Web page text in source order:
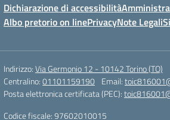
Dichiarazione di accessibilità
Albo pretorio on linePrivacyNote Legali
Indirizzo:Via Germonio 12 - 10142 Torino (TO)
Centralino:01101159190 Email:
Posta elettronica certificata (PEC):
Codice fiscale: 97602010015